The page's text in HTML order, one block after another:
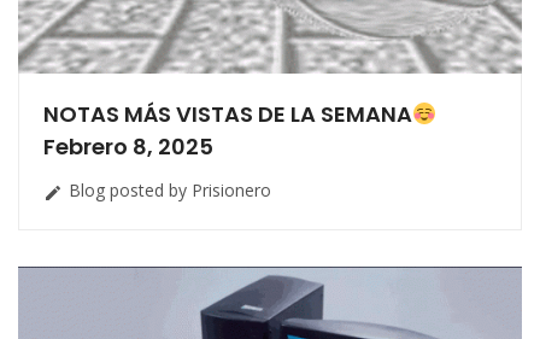
NOTAS MÁS VISTAS DE LA SEMANA
Febrero 8, 2025
 Blog posted by Prisionero